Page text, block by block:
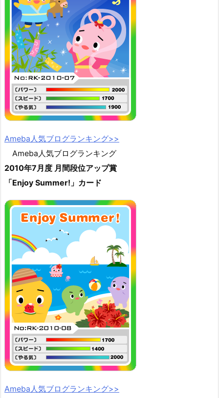
Ameba人気ブログランキング>>
Ameba人気ブログランキング
2010年7月度 月間段位アップ賞
「Enjoy Summer!」カード
Ameba人気ブログランキング>>